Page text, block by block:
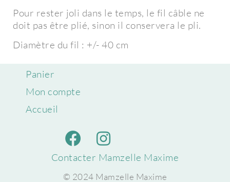
Pour rester joli dans le temps, le fil câble ne
doit pas être plié, sinon il conservera le pli.
Diamètre du fil : +/- 40 cm
Panier
Mon compte
Accueil
Contacter Mamzelle Maxime
© 2024 Mamzelle Maxime